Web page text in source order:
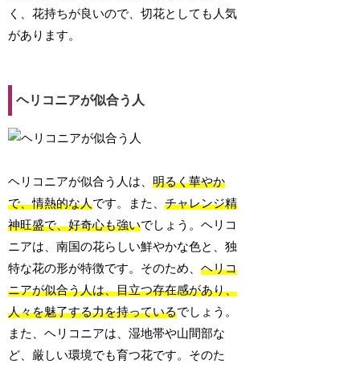
く、花持ちが良いので、切花としても人気
があります。
ヘリコニアが似合う人
ヘリコニアが似合う人は、明るく華やか
で、情熱的な人です。また、チャレンジ精
神旺盛で、好奇心も強いでしょう。ヘリコ
ニアは、南国の花らしい鮮やかな色と、独
特な花の形が特徴です。そのため、ヘリコ
ニアが似合う人は、目立つ存在感があり、
人々を魅了する力を持っているでしょう。
また、ヘリコニアは、湿地帯や山間部な
ど、厳しい環境でも育つ花です。そのた